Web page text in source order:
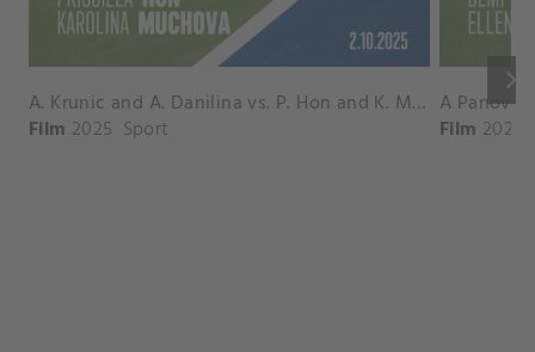
keyboard_arrow_right
A. Krunic and A. Danilina vs. P. Hon and K. Muchova Match Highlights - BEIJING_Capital Group Diamond ( October 02, 2025)
Film 2025 Sport Film 2026